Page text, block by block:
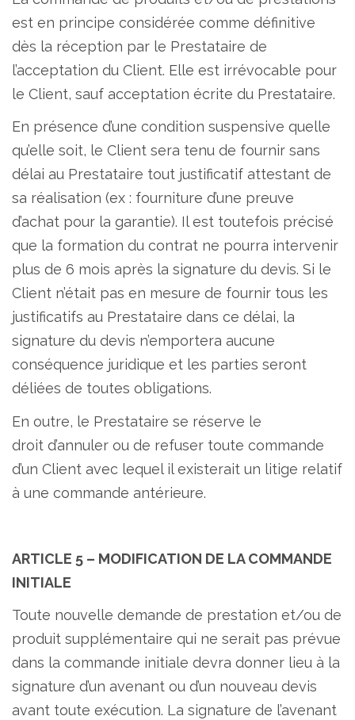
est en principe considérée comme définitive
dès la réception par le Prestataire de
l’acceptation du Client. Elle est irrévocable pour
le Client, sauf acceptation écrite du Prestataire.
En présence d’une condition suspensive quelle
qu’elle soit, le Client sera tenu de fournir sans
délai au Prestataire tout justificatif attestant de
sa réalisation (ex : fourniture d’une preuve
d’achat pour la garantie). Il est toutefois précisé
que la formation du contrat ne pourra intervenir
plus de 6 mois après la signature du devis. Si le
Client n’était pas en mesure de fournir tous les
justificatifs au Prestataire dans ce délai, la
signature du devis n’emportera aucune
conséquence juridique et les parties seront
déliées de toutes obligations.
En outre, le Prestataire se réserve le
droit d’annuler ou de refuser toute commande
d’un Client avec lequel il existerait un litige relatif
à une commande antérieure.
ARTICLE 5 – MODIFICATION DE LA COMMANDE
INITIALE
Toute nouvelle demande de prestation et/ou de
produit supplémentaire qui ne serait pas prévue
dans la commande initiale devra donner lieu à la
signature d’un avenant ou d’un nouveau devis
avant toute exécution. La signature de l’avenant